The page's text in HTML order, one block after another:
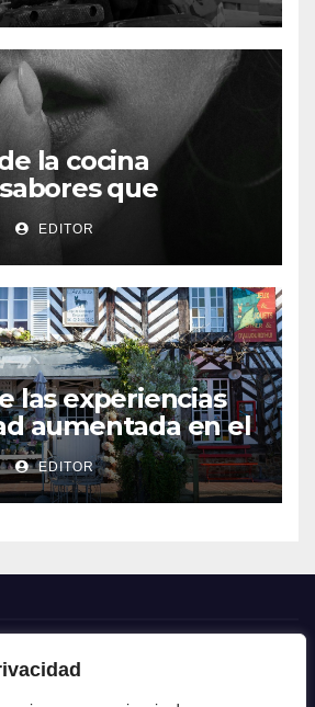
la cocina
que
EDITOR
las experiencias
aumentada en el
EDITOR